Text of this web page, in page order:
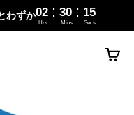
わずか02 : 30 : 15
Hrs Mins Secs
カート